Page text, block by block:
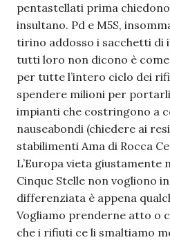
pentastellati prima
insultano. Pd e M5S,
tirino addosso i sacchetti di
tutti loro non dicono è
per tutte l’intero ciclo dei
spendere milioni per
impianti che costringono a
nauseabondi (chiedere ai
stabilimenti Ama di Rocca
L’Europa vieta giustamente
Cinque Stelle non vogliono
differenziata è appena
Vogliamo prenderne atto o
che i rifiuti ce li smaltiamo